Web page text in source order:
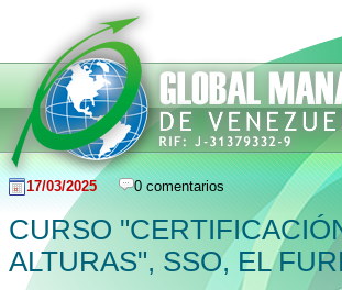
17/03/2025 0 comentarios
CURSO
ALTURAS", SSO, EL